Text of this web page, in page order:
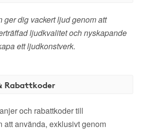
ger dig vackert ljud genom att
ljudkvalitet och nyskapande
ett ljudkonstverk.
Rabattkoder
och rabattkoder till
att använda, exklusivt genom